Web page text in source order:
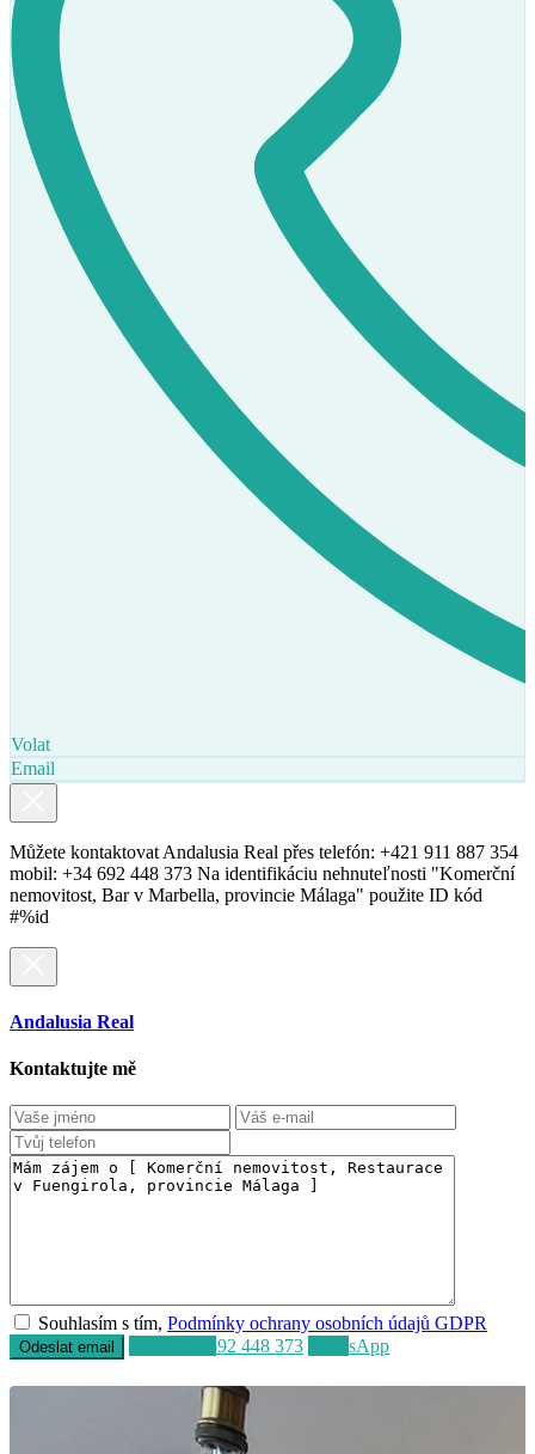
Volat
Email
Můžete kontaktovat Andalusia Real přes telefón: +421 911 887 354
mobil: +34 692 448 373 Na identifikáciu nehnuteľnosti "Komerční
nemovitost, Bar v Marbella, provincie Málaga" použite ID kód
#%id
Andalusia Real
Kontaktujte mě
Souhlasím s tím,Podmínky ochrany osobních údajů GDPR
+34 692 448 373 WhatsApp